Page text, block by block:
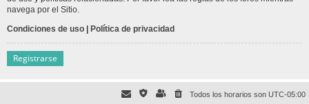
navega por el Sitio.
Condiciones de uso | Política de privacidad
Registrarse
Todos los horarios son UTC-05:00